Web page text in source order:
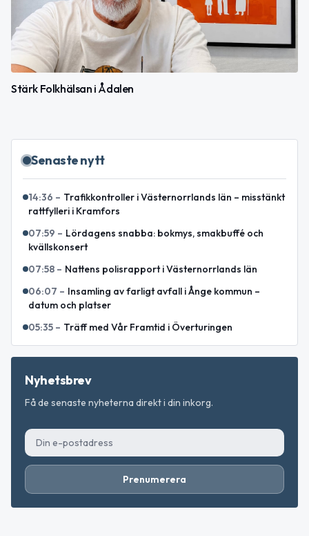
Stärk Folkhälsan i Ådalen
Senaste nytt
14:36 – Trafikkontroller i Västernorrlands län – misstänkt
rattfylleri i Kramfors
07:59 – Lördagens snabba: bokmys, smakbuffé och
kvällskonsert
07:58 – Nattens polisrapport i Västernorrlands län
06:07 – Insamling av farligt avfall i Ånge kommun –
datum och platser
05:35 – Träff med Vår Framtid i Överturingen
Nyhetsbrev
Få de senaste nyheterna direkt i din inkorg.
Prenumerera